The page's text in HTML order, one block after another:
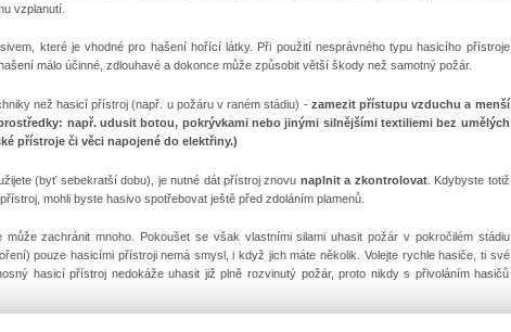
vzplanutí.
které je vhodné pro hašení hořící látky. Při použití nesprávného typu hasicího přístroje
málo účinné, zdlouhavé a dokonce může způsobit větší škody než samotný požár.
než hasicí přístroj (např. u požáru v raném stádiu) - zamezit přístupu vzduchu a menší
např. udusit botou, pokrývkami nebo jinými silnějšími textiliemi bez umělých
přístroje či věci napojené do elektřiny.)
(byť sebekratší dobu), je nutné dát přístroj znovu naplnit a zkontrolovat. Kdybyste totiž
mohli byste hasivo spotřebovat ještě před zdoláním plamenů.
může zachránit mnoho. Pokoušet se však vlastními silami uhasit požár v pokročilém stádiu
pouze hasicími přístroji nemá smysl, i když jich máte několik. Volejte rychle hasiče, ti své
hasicí přístroj nedokáže uhasit již plně rozvinutý požár, proto nikdy s přivoláním hasičů